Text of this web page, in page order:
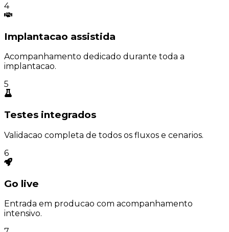
4
Implantacao assistida
Acompanhamento dedicado durante toda a
implantacao.
5
Testes integrados
Validacao completa de todos os fluxos e cenarios.
6
Go live
Entrada em producao com acompanhamento
intensivo.